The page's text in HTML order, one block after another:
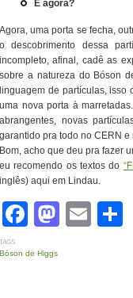
E agora?
Agora, uma porta se fecha,
o descobrimento dessa
incompleto, afinal, cadê as
sobre a natureza do Bóson
linguagem de partículas,
uma nova porta à
abrangentes, novas
garantido pra todo no CERN
Bom, acho que deu pra fazer
eu recomendo os textos do
inglês) aqui em Lindau.
Facebook
TAGS
Bóson de Higgs